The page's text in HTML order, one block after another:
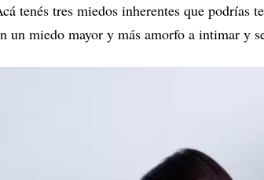
tenés tres miedos inherentes que podrías
un miedo mayor y más amorfo a intimar y